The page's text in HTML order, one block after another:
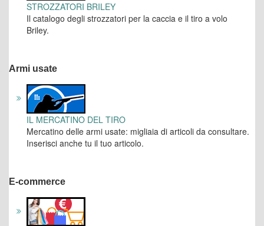
STROZZATORI BRILEY
Il catalogo degli strozzatori per la caccia e il tiro a volo
Briley.
Armi usate
IL MERCATINO DEL TIRO
Mercatino delle armi usate: migliaia di articoli da consultare.
Inserisci anche tu il tuo articolo.
E-commerce